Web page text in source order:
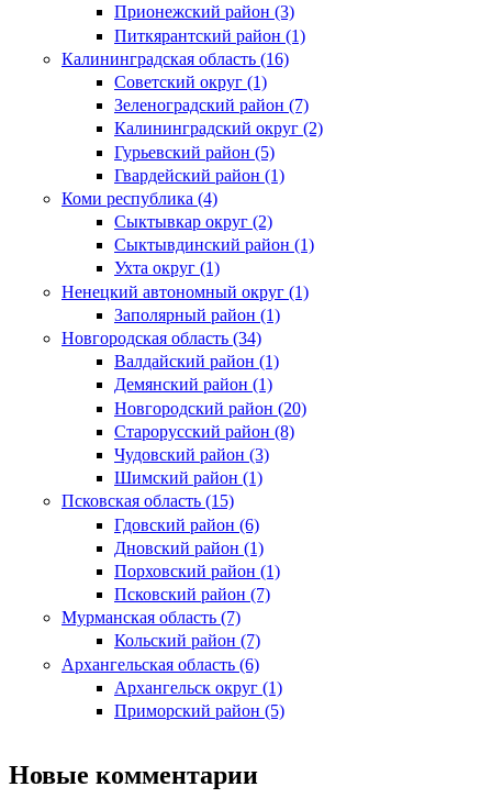
Прионежский район (3)
Питкярантский район (1)
Калининградская область (16)
Советский округ (1)
Зеленоградский район (7)
Калининградский округ (2)
Гурьевский район (5)
Гвардейский район (1)
Коми республика (4)
Сыктывкар округ (2)
Сыктывдинский район (1)
Ухта округ (1)
Ненецкий автономный округ (1)
Заполярный район (1)
Новгородская область (34)
Валдайский район (1)
Демянский район (1)
Новгородский район (20)
Старорусский район (8)
Чудовский район (3)
Шимский район (1)
Псковская область (15)
Гдовский район (6)
Дновский район (1)
Порховский район (1)
Псковский район (7)
Мурманская область (7)
Кольский район (7)
Архангельская область (6)
Архангельск округ (1)
Приморский район (5)
Новые комментарии